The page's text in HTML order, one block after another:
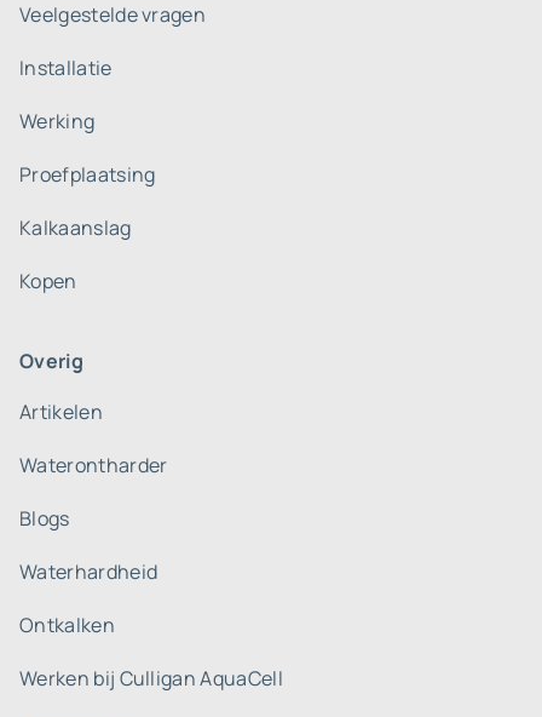
Veelgestelde vragen
Installatie
Werking
Proefplaatsing
Kalkaanslag
Kopen
Overig
Artikelen
Waterontharder
Blogs
Waterhardheid
Ontkalken
Werken bij Culligan AquaCell